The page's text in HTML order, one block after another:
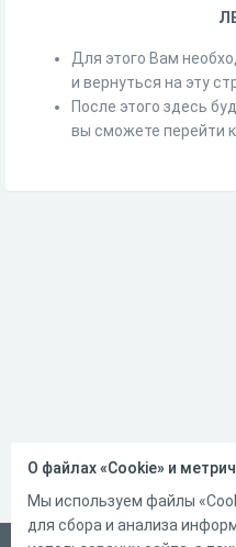
Для этого Вам
и вернуться на эту
После этого здесь
вы сможете перейти
О файлах «Cookie» и
Мы используем файлы
для сбора и анализа